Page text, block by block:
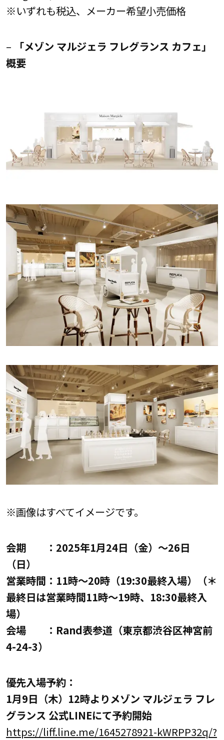
※いずれも税込、メーカー希望小売価格
–
「メゾン マルジェラ フレグランス カフェ」
概要
※画像はすべてイメージです。
会期 ：2025年1月24日（金）～26日
（日）
営業時間：11時～20時（19:30最終入場）（＊
最終日は営業時間11時～19時、18:30最終入
場）
会場 ：Rand表参道（東京都渋谷区神宮前
4-24-3）
優先入場予約：
1月9日（木）12時よりメゾン マルジェラ フレ
グランス 公式LINEにて予約開始
https://liff.line.me/1645278921-kWRPP32q/?